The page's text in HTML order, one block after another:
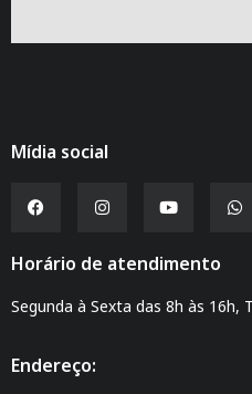
Mídia social
Horário de atendimento
Segunda à Sexta das 8h às 16h,
Endereço: